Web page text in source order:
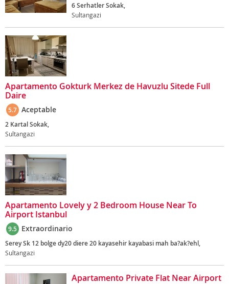
6 Serhatler Sokak,
Sultangazi
Apartamento Gokturk Merkez de Havuzlu Sitede Full
Daire
5.7 Aceptable
2 Kartal Sokak,
Sultangazi
Apartamento Lovely y 2 Bedroom House Near To
Airport Istanbul
9.5 Extraordinario
Serey Sk 12 bolge dy20 diere 20 kayasehir kayabasi mah ba?ak?ehl,
Sultangazi
Apartamento Private Flat Near Airport